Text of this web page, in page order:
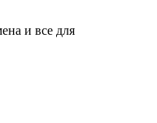
и все для